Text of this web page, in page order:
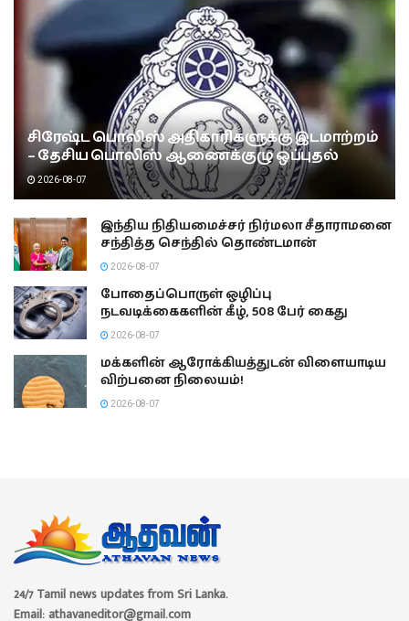
சிரேஷ்ட பொலிஸ் அதிகாரிகளுக்கு இடமாற்றம்
– தேசிய பொலிஸ் ஆணைக்குழு ஒப்புதல்
2026-08-07
இந்திய நிதியமைச்சர் நிர்மலா சீதாராமனை
சந்தித்த செந்தில் தொண்டமான்
2026-08-07
போதைப்பொருள் ஒழிப்பு
நடவடிக்கைகளின் கீழ், 508 பேர் கைது
2026-08-07
மக்களின் ஆரோக்கியத்துடன் விளையாடிய
விற்பனை நிலையம்!
2026-08-07
24/7 Tamil news updates from Sri Lanka.
Email: athavaneditor@gmail.com